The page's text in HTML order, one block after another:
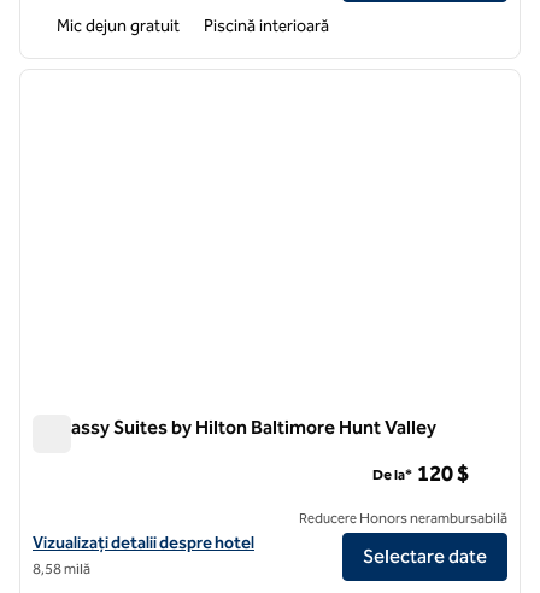
Mic dejun gratuit Piscină interioară
1 din 10
Embassy Suites by Hilton Baltimore Hunt Valley
Vizualizați detaliile hotelului pentru Embassy Suites by Hilton
Vizualizați detalii despre hotel
8,58 milă
De la* 120 $
Reducere Honors nerambursabilă
Selectare date